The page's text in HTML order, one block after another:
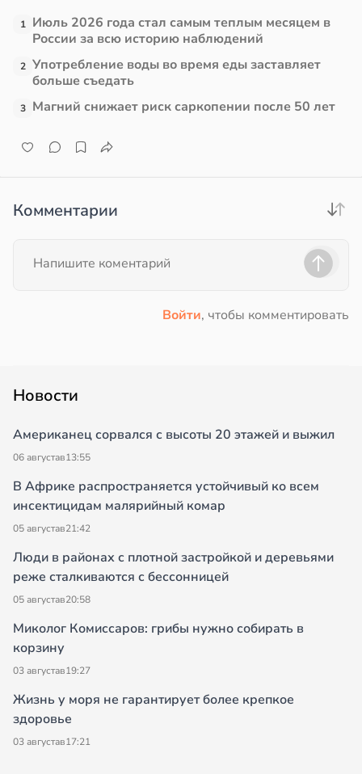
1 Июль 2026 года стал самым теплым месяцем в
России за всю историю наблюдений
2 Употребление воды во время еды заставляет
больше съедать
3 Магний снижает риск саркопении после 50 лет
Комментарии
Войти, чтобы комментировать
Новости
Американец сорвался с высоты 20 этажей и выжил
06 августав13:55
В Африке распространяется устойчивый ко всем
инсектицидам малярийный комар
05 августав21:42
Люди в районах с плотной застройкой и деревьями
реже сталкиваются с бессонницей
05 августав20:58
Миколог Комиссаров: грибы нужно собирать в
корзину
03 августав19:27
Жизнь у моря не гарантирует более крепкое
здоровье
03 августав17:21